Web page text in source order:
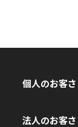
個人のお客さ
法人のお客さ